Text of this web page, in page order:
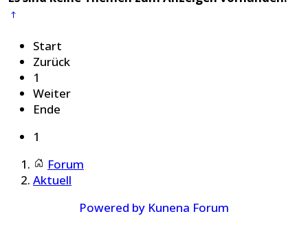
Start
Zurück
1
Weiter
Ende
1
Forum
Aktuell
Powered by Kunena Forum